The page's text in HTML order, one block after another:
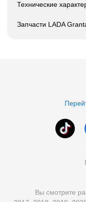
Технические
Запчасти LADA
Вы смотрите